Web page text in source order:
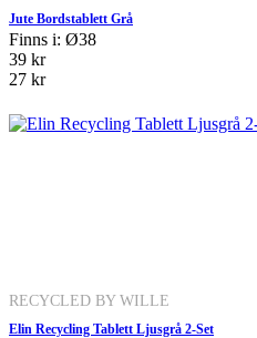
Jute Bordstablett Grå
Finns i: Ø38
39 kr
27 kr
RECYCLED BY WILLE
Elin Recycling Tablett Ljusgrå 2-Set